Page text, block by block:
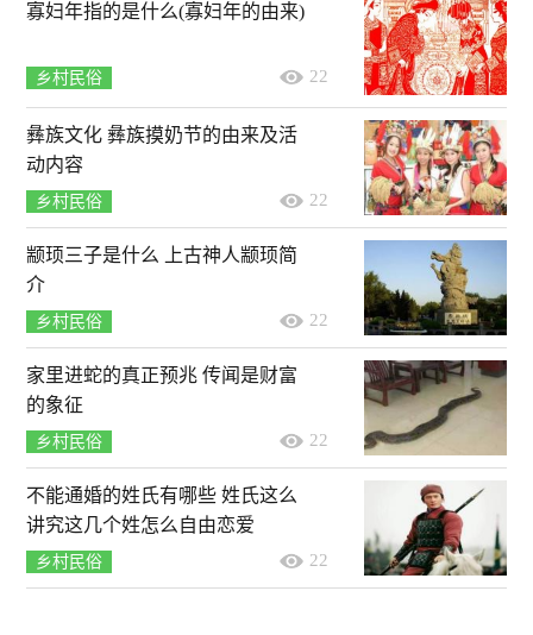
寡妇年指的是什么(寡妇年的由来)
乡村民俗 22
彝族文化 彝族摸奶节的由来及活
动内容
乡村民俗 22
颛顼三子是什么 上古神人颛顼简
介
乡村民俗 22
家里进蛇的真正预兆 传闻是财富
的象征
乡村民俗 22
不能通婚的姓氏有哪些 姓氏这么
讲究这几个姓怎么自由恋爱
乡村民俗 22